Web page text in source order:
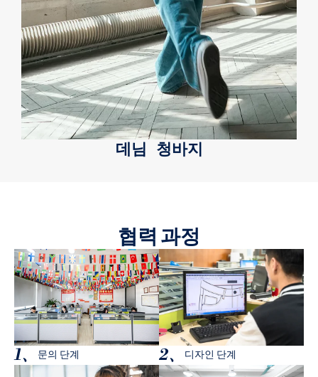
데님 청바지
협력 과정
1、 문의 단계 2、 디자인 단계